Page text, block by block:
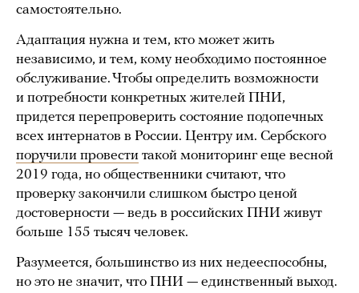
самостоятельно.
Адаптация нужна и тем, кто может жить
независимо, и тем, кому необходимо постоянное
обслуживание. Чтобы определить возможности
и потребности конкретных жителей ПНИ,
придется перепроверить состояние подопечных
всех интернатов в России. Центру им. Сербского
поручили провести такой мониторинг еще весной
2019 года, но общественники считают, что
проверку закончили слишком быстро ценой
достоверности — ведь в российских ПНИ живут
больше 155 тысяч человек.
Разумеется, большинство из них недееспособны,
но это не значит, что ПНИ — единственный выход.